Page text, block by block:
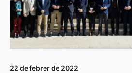
22 de febrer de 2022